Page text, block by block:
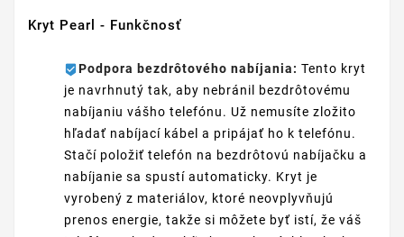
Kryt Pearl - Funkčnosť
Podpora bezdrôtového nabíjania: Tento kryt
je navrhnutý tak, aby nebránil bezdrôtovému
nabíjaniu vášho telefónu. Už nemusíte zložito
hľadať nabíjací kábel a pripájať ho k telefónu.
Stačí položiť telefón na bezdrôtovú nabíjačku a
nabíjanie sa spustí automaticky. Kryt je
vyrobený z materiálov, ktoré neovplyvňujú
prenos energie, takže si môžete byť istí, že váš